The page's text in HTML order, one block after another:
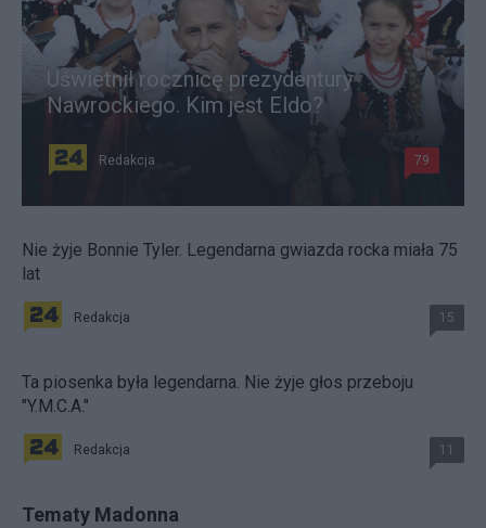
Uświetnił rocznicę prezydentury
Nawrockiego. Kim jest Eldo?
Redakcja 79
Nie żyje Bonnie Tyler. Legendarna gwiazda rocka miała 75
lat
Redakcja 15
Ta piosenka była legendarna. Nie żyje głos przeboju
"Y.M.C.A."
Redakcja 11
Tematy Madonna